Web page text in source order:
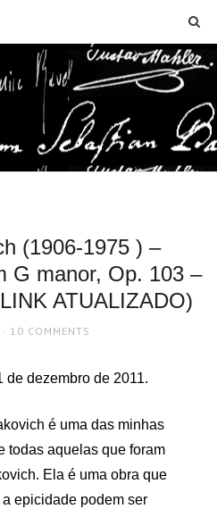
(1906-1975 ) –
G manor, Op. 103 –
ATUALIZADO)
10 COMMENTS
de dezembro de 2011.
é uma das minhas
todas aquelas que foram
Ela é uma obra que
epicidade podem ser